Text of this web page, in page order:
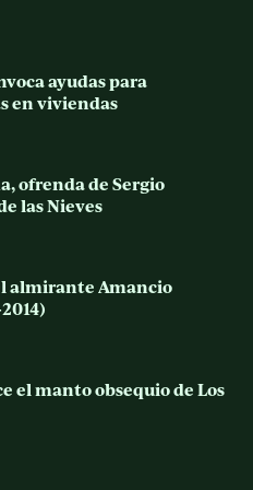
ayudas para
en viviendas
ofrenda de Sergio
las Nieves
almirante Amancio
el manto obsequio de Los